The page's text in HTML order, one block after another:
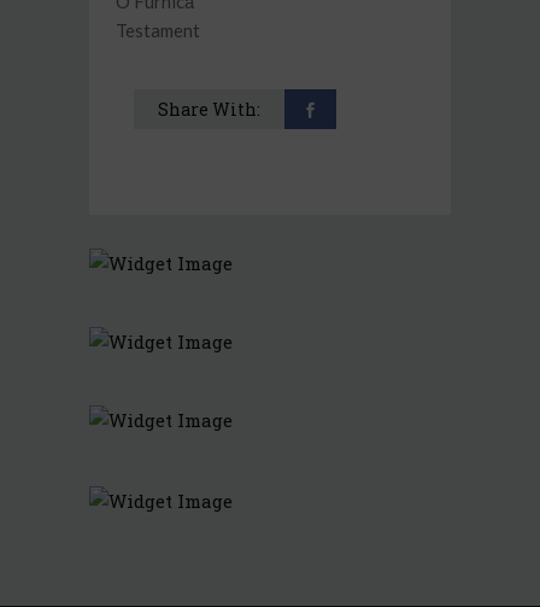
Testament
Share With: